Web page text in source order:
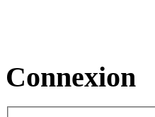
Connexion